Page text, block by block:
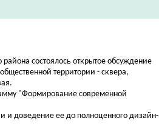
состоялось открытое обсуждение
территории - сквера,
"Формирование современной
и доведение ее до полноценного дизайн-